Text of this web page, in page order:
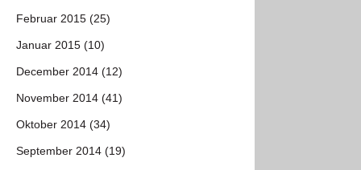
Februar 2015 (25)
Januar 2015 (10)
December 2014 (12)
November 2014 (41)
Oktober 2014 (34)
September 2014 (19)